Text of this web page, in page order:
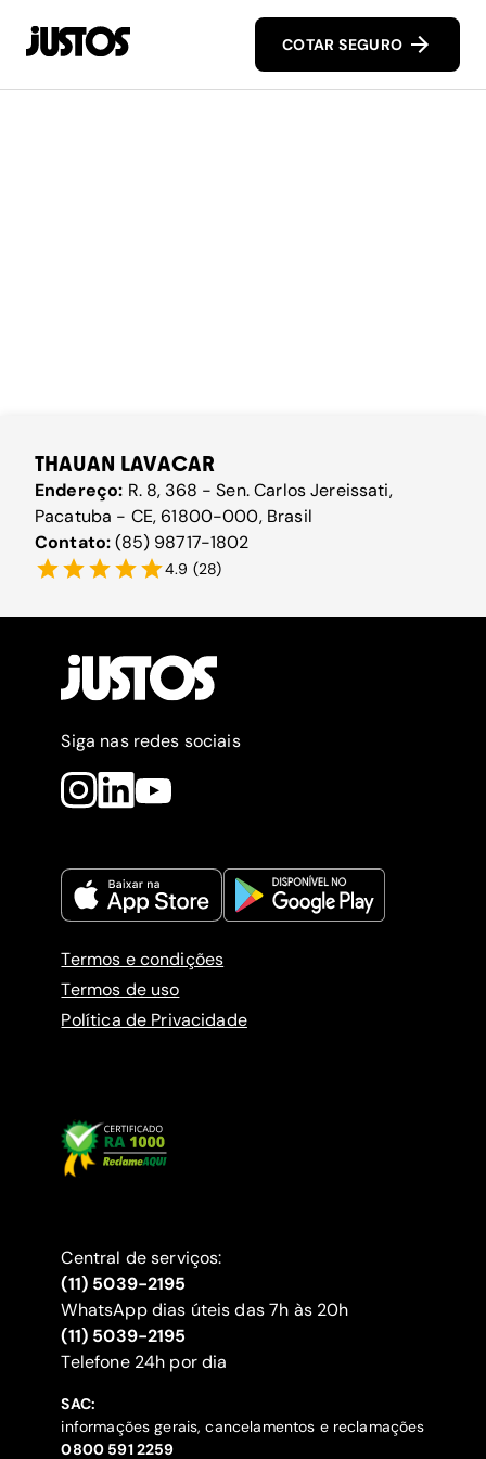
COTAR SEGURO
THAUAN LAVACAR
Endereço: R. 8, 368 - Sen. Carlos Jereissati,
Pacatuba - CE, 61800-000, Brasil
Contato:(85) 98717-1802
4.9 (28)
Siga nas redes sociais
Termos e condições
Termos de uso
Política de Privacidade
Central de serviços:
(11) 5039-2195
WhatsApp dias úteis das 7h às 20h
(11) 5039-2195
‍Telefone 24h por dia
SAC:
informações gerais, cancelamentos e reclamações
‍0800 591 2259